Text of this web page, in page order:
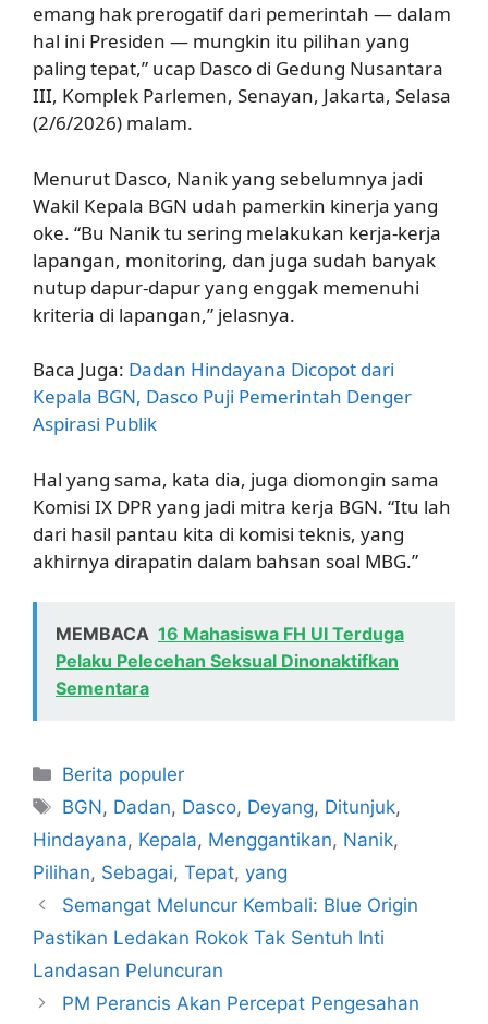
emang hak prerogatif dari pemerintah — dalam
hal ini Presiden — mungkin itu pilihan yang
paling tepat,” ucap Dasco di Gedung Nusantara
III, Komplek Parlemen, Senayan, Jakarta, Selasa
(2/6/2026) malam.
Menurut Dasco, Nanik yang sebelumnya jadi
Wakil Kepala BGN udah pamerkin kinerja yang
oke. “Bu Nanik tu sering melakukan kerja-kerja
lapangan, monitoring, dan juga sudah banyak
nutup dapur-dapur yang enggak memenuhi
kriteria di lapangan,” jelasnya.
Baca Juga: Dadan Hindayana Dicopot dari
Kepala BGN, Dasco Puji Pemerintah Denger
Aspirasi Publik
Hal yang sama, kata dia, juga diomongin sama
Komisi IX DPR yang jadi mitra kerja BGN. “Itu lah
dari hasil pantau kita di komisi teknis, yang
akhirnya dirapatin dalam bahsan soal MBG.”
MEMBACA 16 Mahasiswa FH UI Terduga
Pelaku Pelecehan Seksual Dinonaktifkan
Sementara
Kategori
Berita populer
Tag
BGN, Dadan, Dasco, Deyang, Ditunjuk,
Hindayana, Kepala, Menggantikan, Nanik,
Pilihan, Sebagai, Tepat, yang
Semangat Meluncur Kembali: Blue Origin
Pastikan Ledakan Rokok Tak Sentuh Inti
Landasan Peluncuran
PM Perancis Akan Percepat Pengesahan